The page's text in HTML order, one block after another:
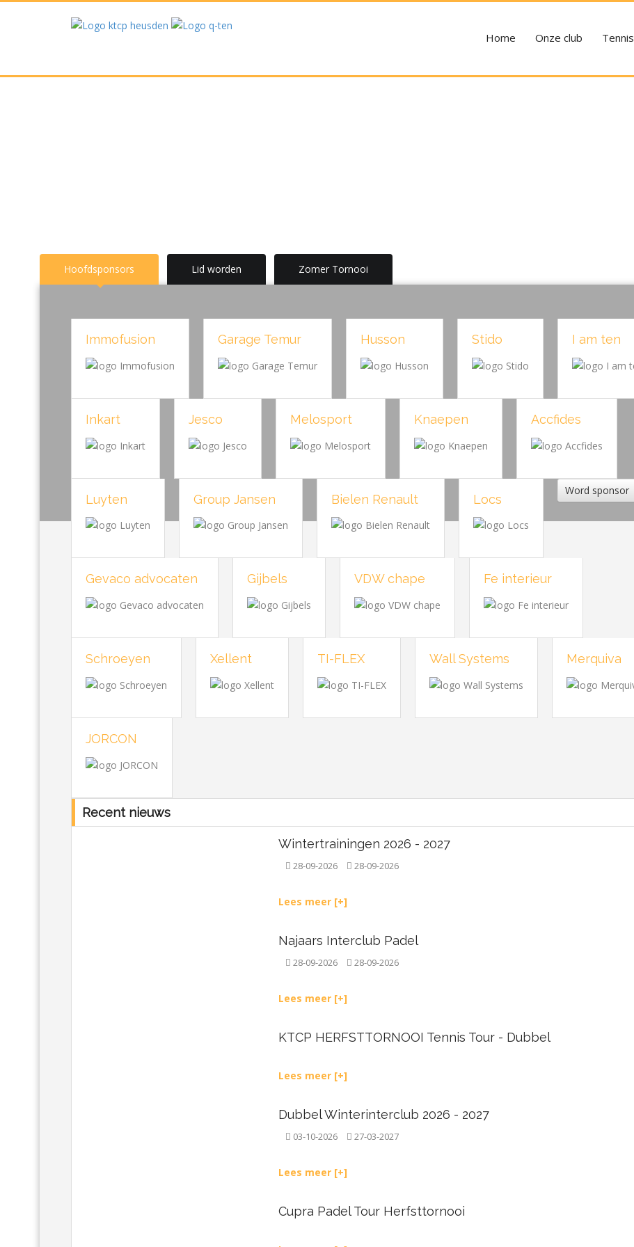
Home Onze club Tennis
Hoofdsponsors Lid worden Zomer Tornooi
Immofusion Garage Temur Husson Stido I am ten
Inkart Jesco Melosport Knaepen Accfides
Luyten Group Jansen Bielen Renault Locs
Gevaco advocaten Gijbels VDW chape Fe interieur
Schroeyen Xellent TI-FLEX Wall Systems Merquiva
JORCON
Word sponsor
Recent nieuws
Wintertrainingen 2026 - 2027
28-09-2026 28-09-2026
Lees meer [+]
Najaars Interclub Padel
28-09-2026 28-09-2026
Lees meer [+]
KTCP HERFSTTORNOOI Tennis Tour - Dubbel
Lees meer [+]
Dubbel Winterinterclub 2026 - 2027
03-10-2026 27-03-2027
Lees meer [+]
Cupra Padel Tour Herfsttornooi